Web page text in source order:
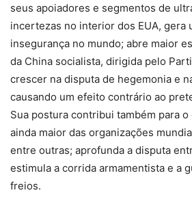
seus apoiadores e segmentos de
incertezas no interior dos EUA, gera
insegurança no mundo; abre maior
da China socialista, dirigida pelo
crescer na disputa de hegemonia e
causando um efeito contrário ao
Sua postura contribui também para
ainda maior das organizações
entre outras; aprofunda a disputa
estimula a corrida armamentista e a
freios.